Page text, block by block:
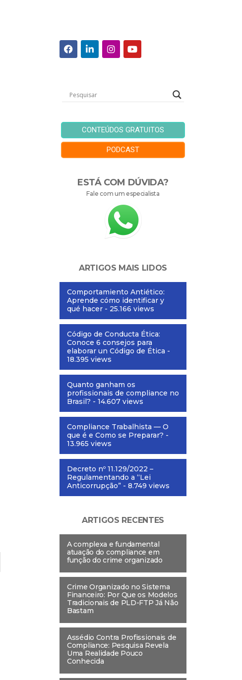
CONTEÚDOS GRATUITOS
PODCAST
ESTÁ COM DÚVIDA?
Fale com um especialista
ARTIGOS MAIS LIDOS
Comportamiento Antiético:
Aprende cómo identificar y
qué hacer - 25.166 views
Código de Conducta Ética:
Conoce 6 consejos para
elaborar un Código de Ética -
18.395 views
Quanto ganham os
profissionais de compliance no
Brasil? - 14.607 views
Compliance Trabalhista — O
que é e Como se Preparar? -
13.965 views
Decreto nº 11.129/2022 –
Regulamentando a “Lei
Anticorrupção” - 8.749 views
ARTIGOS RECENTES
A complexa e fundamental
atuação do compliance em
função do crime organizado
Crime Organizado no Sistema
Financeiro: Por Que os Modelos
Tradicionais de PLD-FTP Já Não
Bastam
Assédio Contra Profissionais de
Compliance: Pesquisa Revela
Uma Realidade Pouco
Conhecida